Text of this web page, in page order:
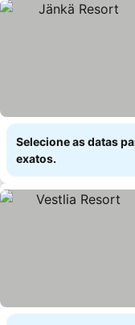
Selecione as datas
exatos.